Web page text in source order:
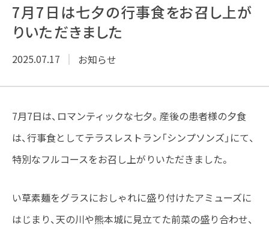
7月7日は七夕の行事食をお召し上が
りいただきました
2025.07.17 お知らせ
7月7日は、ロマンティックな七夕。産後の患者様の夕食
は、行事食としてテラスレストラン「シンプソンズ」にて、
特別なフルコースをお召し上がりいただきました。
い草素麺をグラスにおしゃれに盛り付けたアミューズに
はじまり、天の川や熊本城に見立てた前菜の盛り合わせ、